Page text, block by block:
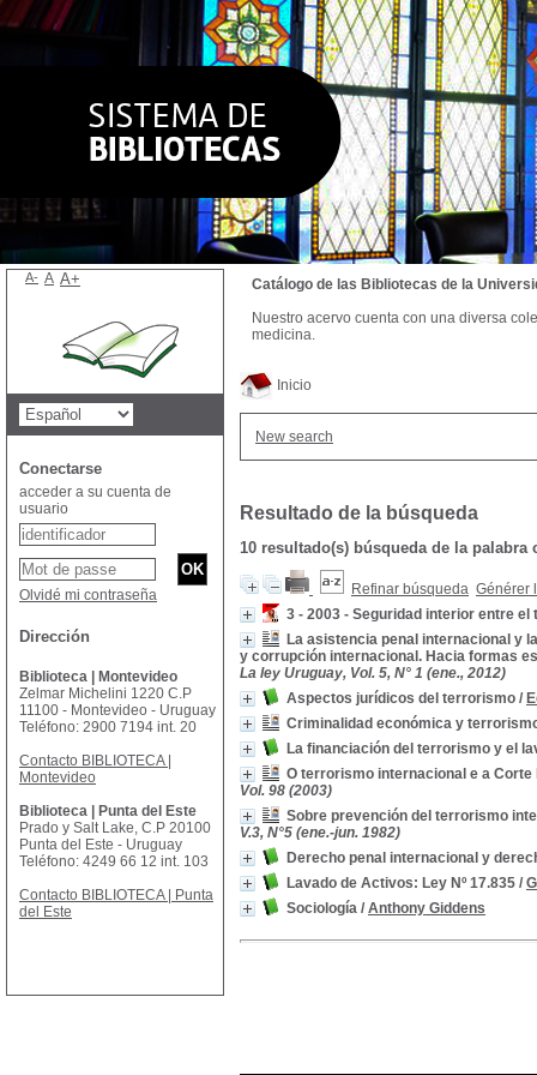
Inicio
New search
Resultado de la búsqueda
10 resultado(s) búsqueda de la palabra
Refinar búsqueda Générer
3 - 2003 - Seguridad interior entre
La asistencia penal internacional y
y corrupción internacional. Hacia formas
La ley Uruguay, Vol. 5, N° 1 (ene., 2012)
Aspectos jurídicos del terrorismo /
Criminalidad económica y
La financiación del terrorismo y el
O terrorismo internacional e a
Vol. 98 (2003)
Sobre prevención del terrorismo
V.3, N°5 (ene.-jun. 1982)
Derecho penal internacional y
Lavado de Activos: Ley Nº 17.835 /
Sociología / Anthony Giddens
Catálogo de las Bibliotecas de la
Nuestro acervo cuenta con una diversa
medicina.
A- A A+
Conectarse
acceder a su cuenta de
usuario
Olvidé mi contraseña
Dirección
Biblioteca | Montevideo
Zelmar Michelini 1220 C.P
11100 - Montevideo - Uruguay
Teléfono: 2900 7194 int. 20
Contacto BIBLIOTECA |
Montevideo
Biblioteca | Punta del Este
Prado y Salt Lake, C.P 20100
Punta del Este - Uruguay
Teléfono: 4249 66 12 int. 103
Contacto BIBLIOTECA | Punta
del Este